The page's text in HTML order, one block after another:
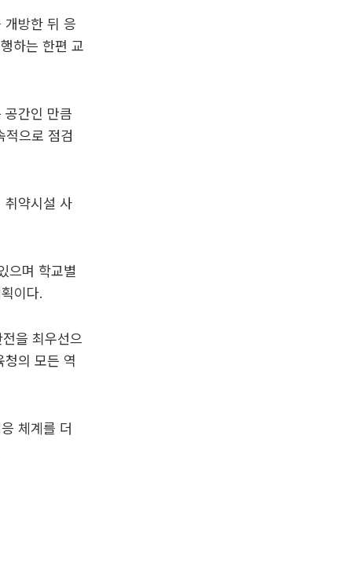
개방한 뒤 응
하는 한편 교
공간인 만큼
적으로 점검
취약시설 사
으며 학교별
이다.
을 최우선으
청의 모든 역
체계를 더